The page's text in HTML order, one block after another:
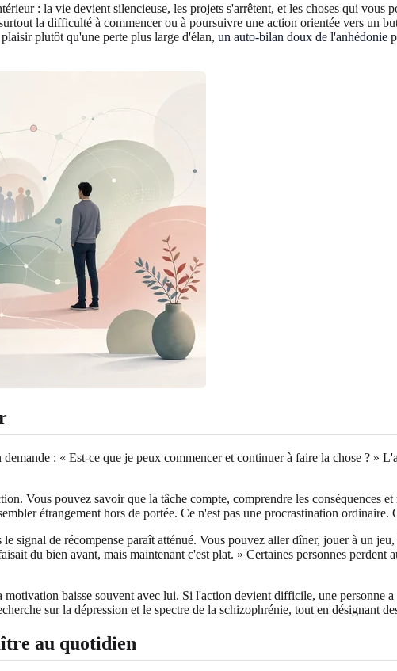
: la vie devient silencieuse, les projets s'arrêtent, et les choses qui vous
la difficulté à commencer ou à poursuivre une action orientée vers un
plutôt qu'une perte plus large d'élan, un auto-bilan doux de l'anhédonie
: « Est-ce que je peux commencer et continuer à faire la chose ? »
Vous pouvez savoir que la tâche compte, comprendre les conséquences
étrangement hors de portée. Ce n'est pas une procrastination
signal de récompense paraît atténué. Vous pouvez aller dîner, jouer à un
du bien avant, mais maintenant c'est plat. » Certaines personnes
baisse souvent avec lui. Si l'action devient difficile, une personne
sur la dépression et le spectre de la schizophrénie, tout en désignant
au quotidien